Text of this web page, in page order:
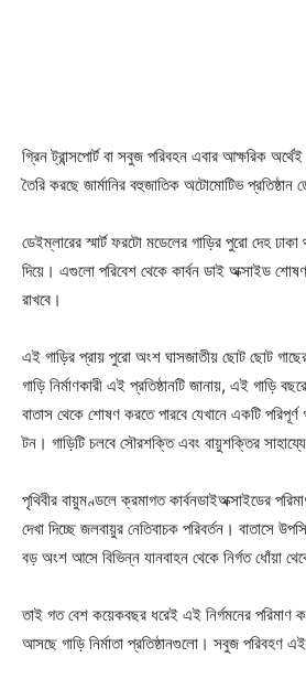
গ্রিন ট্রান্সপোর্ট বা সবুজ পরিবহন এবার আক্ষরিক
তৈরি করছে জার্মানির বহুজাতিক অটোমোটিভ প্রতিষ্ঠান
ডেইম্লারের স্মার্ট ফরটো মডেলের গাড়ির পুরো দেহ
দিয়ে। এগুলো পরিবেশ থেকে কার্বন ডাই অক্সাইড
রাখবে।
এই গাড়ির প্রায় পুরো অংশ ঘাসজাতীয় ছোট ছোট গাছের
গাড়ি নির্মাণকারী এই প্রতিষ্ঠানটি জানায়, এই গাড়ি
বাতাস থেকে শোষণ করতে পারবে যেখানে একটি
টন। গাড়িটি চলবে সৌরশক্তি এবং বায়ুশক্তির
পৃথিবীর বায়ুমণ্ডলে ক্রমাগত কার্বনডাইঅক্সাইডের
দেখা দিচ্ছে জলবায়ুর নেতিবাচক পরিবর্তন। বাতাসে
বড় অংশ আসে বিভিন্ন যানবাহন থেকে নির্গত ধোঁয়া
তাই গত বেশ কয়েকবছর ধরেই এই নির্গমনের পরিমাণ
আসছে গাড়ি নির্মাতা প্রতিষ্ঠানগুলো। সবুজ পরিবহণ